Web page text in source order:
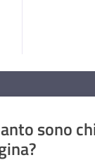
sono